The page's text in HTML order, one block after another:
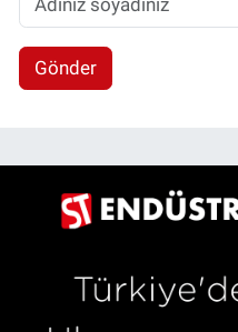
Gönder